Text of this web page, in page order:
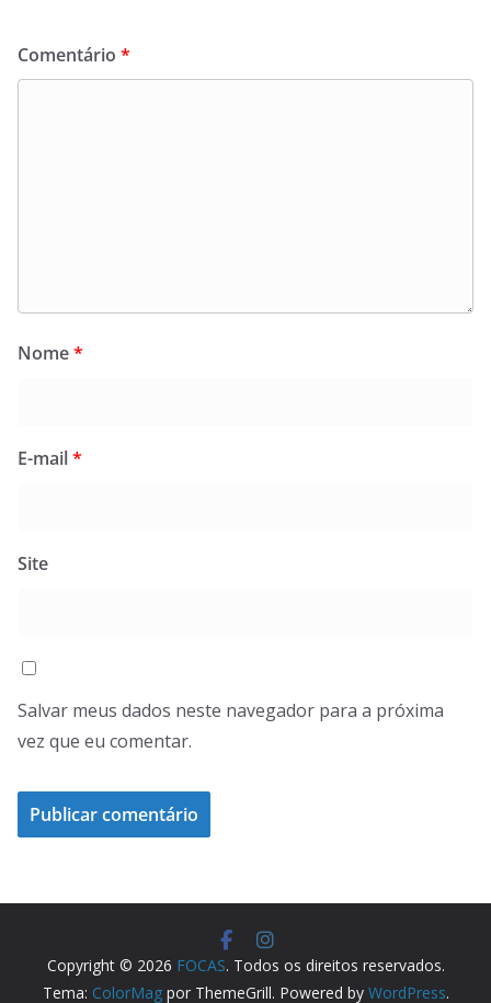
Comentário *
Nome*
E-mail*
Site
Salvar meus dados neste navegador para a próxima
vez que eu comentar.
Copyright © 2026 FOCAS. Todos os direitos reservados.
Tema: ColorMagpor ThemeGrill. Powered by WordPress.